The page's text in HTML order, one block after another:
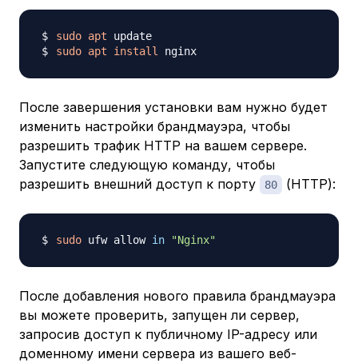
sudo apt
sudo apt install
После завершения установки вам нужно будет
изменить настройки брандмауэра, чтобы
разрешить трафик HTTP на вашем сервере.
Запустите следующую команду, чтобы
разрешить внешний доступ к порту
80 (HTTP):
sudo ufw allow in "Nginx"
После добавления нового правила брандмауэра
вы можете проверить, запущен ли сервер,
запросив доступ к публичному IP-адресу или
доменному имени сервера из вашего веб-